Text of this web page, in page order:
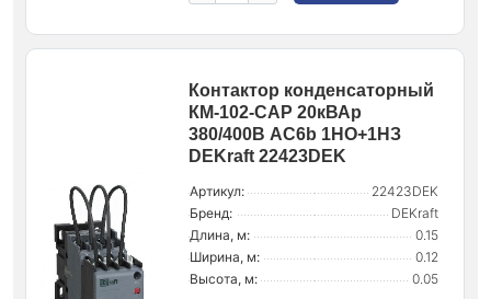
Контактор конденсаторный
КМ-102-CAP 20кВАр
380/400В AC6b 1НО+1НЗ
DEKraft 22423DEK
Артикул:
22423DEK
Бренд:
DEKraft
Длина, м:
0.15
Ширина, м:
0.12
Высота, м:
0.05